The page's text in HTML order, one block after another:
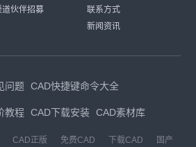
道伙伴招募
联系方式
新闻资讯
问题 CAD快捷键命令大全
教程 CAD下载安装 CAD素材库
CAD正版 免费CAD 下载CAD
国产